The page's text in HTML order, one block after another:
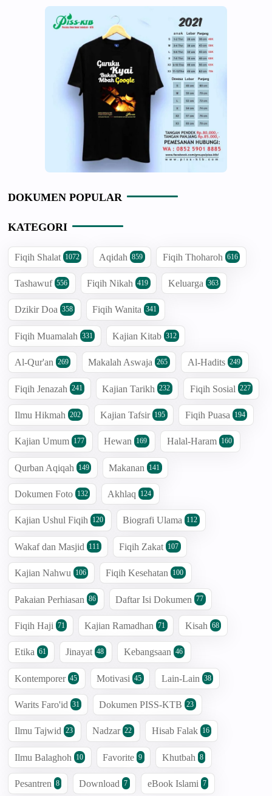
DOKUMEN POPULAR
KATEGORI
Fiqih Shalat 1072 Aqidah 859 Fiqih Thoharoh 616
Tashawuf 556 Fiqih Nikah 419 Keluarga 363
Dzikir Doa 358 Fiqih Wanita 341
Fiqih Muamalah 331 Kajian Kitab 312
Al-Qur'an 269 Makalah Aswaja 265 Al-Hadits 249
Fiqih Jenazah 241 Kajian Tarikh 232 Fiqih Sosial 227
Ilmu Hikmah 202 Kajian Tafsir 195 Fiqih Puasa 194
Kajian Umum 177 Hewan 169 Halal-Haram 160
Qurban Aqiqah 149 Makanan 141
Dokumen Foto 132 Akhlaq 124
Kajian Ushul Fiqih 120 Biografi Ulama 112
Wakaf dan Masjid 111 Fiqih Zakat 107
Kajian Nahwu 106 Fiqih Kesehatan 100
Pakaian Perhiasan 86 Daftar Isi Dokumen 77
Fiqih Haji 71 Kajian Ramadhan 71 Kisah 68
Etika 61 Jinayat 48 Kebangsaan 46
Kontemporer 45 Motivasi 45 Lain-Lain 38
Warits Faro'id 31 Dokumen PISS-KTB 23
Ilmu Tajwid 23 Nadzar 22 Hisab Falak 16
Ilmu Balaghoh 10 Favorite 9 Khutbah 8
Pesantren 8 Download 7 eBook Islami 7